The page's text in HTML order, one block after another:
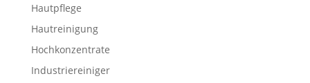
Hautpflege
Hautreinigung
Hochkonzentrate
Industriereiniger